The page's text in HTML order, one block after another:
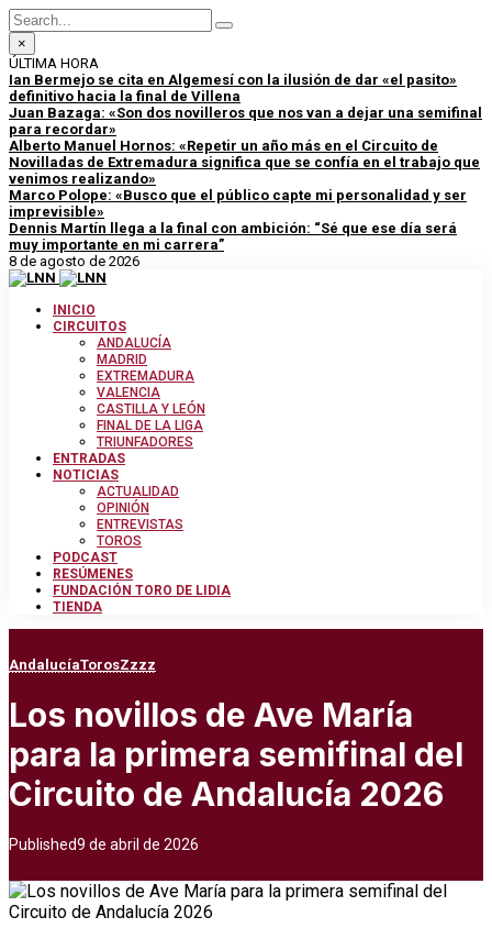
×
ÚLTIMA HORA
Ian Bermejo se cita en Algemesí con la ilusión de dar «el pasito»
definitivo hacia la final de Villena
Juan Bazaga: «Son dos novilleros que nos van a dejar una semifinal
para recordar»
Alberto Manuel Hornos: «Repetir un año más en el Circuito de
Novilladas de Extremadura significa que se confía en el trabajo que
venimos realizando»
Marco Polope: «Busco que el público capte mi personalidad y ser
imprevisible»
Dennis Martín llega a la final con ambición: “Sé que ese día será
muy importante en mi carrera”
8 de agosto de 2026
INICIO
CIRCUITOS
ANDALUCÍA
MADRID
EXTREMADURA
VALENCIA
CASTILLA Y LEÓN
FINAL DE LA LIGA
TRIUNFADORES
ENTRADAS
NOTICIAS
ACTUALIDAD
OPINIÓN
ENTREVISTAS
TOROS
PODCAST
RESÚMENES
FUNDACIÓN TORO DE LIDIA
TIENDA
AndalucíaTorosZzzz
Los novillos de Ave María
para la primera semifinal del
Circuito de Andalucía 2026
Published9 de abril de 2026